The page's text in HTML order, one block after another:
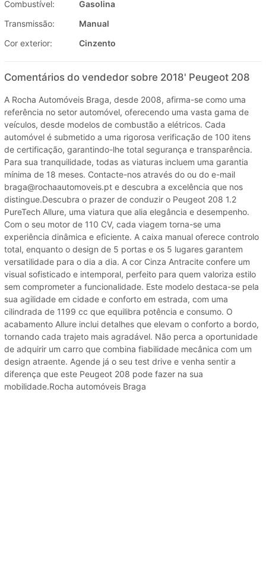
Combustível:
Gasolina
Transmissão:
Manual
Cor exterior:
Cinzento
Comentários do vendedor sobre 2018' Peugeot 208
A Rocha Automóveis Braga, desde 2008, afirma-se como uma
referência no setor automóvel, oferecendo uma vasta gama de
veículos, desde modelos de combustão a elétricos. Cada
automóvel é submetido a uma rigorosa verificação de 100 itens
de certificação, garantindo-lhe total segurança e transparência.
Para sua tranquilidade, todas as viaturas incluem uma garantia
mínima de 18 meses. Contacte-nos através do ou do e-mail
braga@rochaautomoveis.pt e descubra a excelência que nos
distingue.Descubra o prazer de conduzir o Peugeot 208 1.2
PureTech Allure, uma viatura que alia elegância e desempenho.
Com o seu motor de 110 CV, cada viagem torna-se uma
experiência dinâmica e eficiente. A caixa manual oferece controlo
total, enquanto o design de 5 portas e os 5 lugares garantem
versatilidade para o dia a dia. A cor Cinza Antracite confere um
visual sofisticado e intemporal, perfeito para quem valoriza estilo
sem comprometer a funcionalidade. Este modelo destaca-se pela
sua agilidade em cidade e conforto em estrada, com uma
cilindrada de 1199 cc que equilibra potência e consumo. O
acabamento Allure inclui detalhes que elevam o conforto a bordo,
tornando cada trajeto mais agradável. Não perca a oportunidade
de adquirir um carro que combina fiabilidade mecânica com um
design atraente. Agende já o seu test drive e venha sentir a
diferença que este Peugeot 208 pode fazer na sua
mobilidade.Rocha automóveis Braga